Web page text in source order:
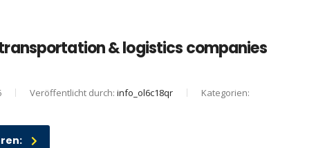
& logistics companies
Veröffentlicht durch: info_ol6c18qr Kategorien: